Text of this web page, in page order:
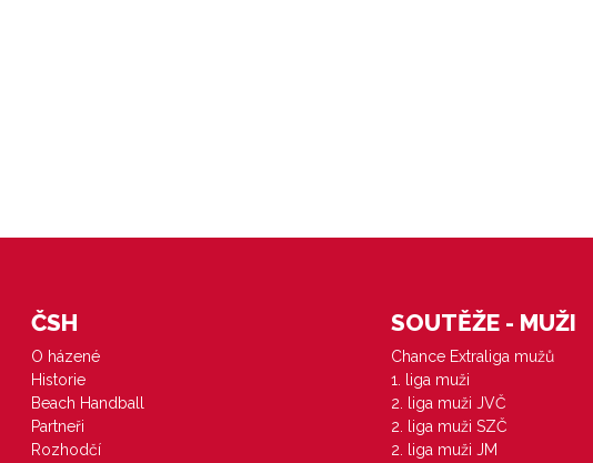
ČSH
O házené
Historie
Beach Handball
Partneři
Rozhodčí
SOUTĚŽE - MUŽI
Chance Extraliga mužů
1. liga muži
2. liga muži JVČ
2. liga muži SZČ
2. liga muži JM